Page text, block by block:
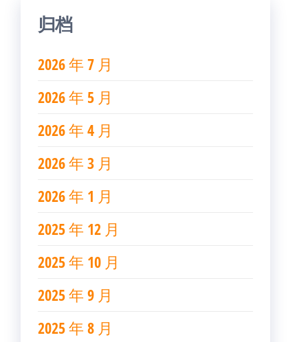
归档
2026 年 7 月
2026 年 5 月
2026 年 4 月
2026 年 3 月
2026 年 1 月
2025 年 12 月
2025 年 10 月
2025 年 9 月
2025 年 8 月